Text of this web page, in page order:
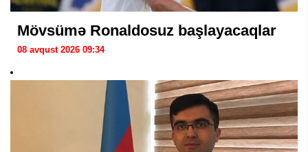
Mövsümə Ronaldosuz başlayacaqlar
08 avqust 2026 09:34